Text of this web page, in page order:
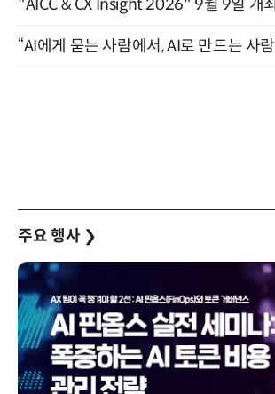
"AICC & CX Insight 2026" 9월 9일 개최
주요 행사 ❯